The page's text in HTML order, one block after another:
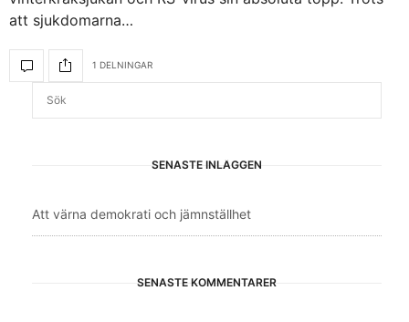
att sjukdomarna…
1 DELNINGAR
SENASTE INLÄGGEN
Att värna demokrati och jämnställhet
SENASTE KOMMENTARER